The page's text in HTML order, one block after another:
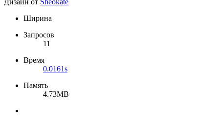
Дизайн от Sheokate
Ширина
Запросов
11
Время
0.0161s
Память
4.73MB